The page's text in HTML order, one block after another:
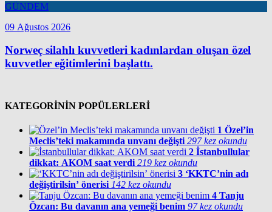
GÜNDEM
09 Ağustos 2026
Norweç silahlı kuvvetleri kadınlardan oluşan özel
kuvvetler eğitimlerini başlattı.
KATEGORİNİN POPÜLERLERİ
1 Özel’in
Meclis’teki makamında unvanı değişti 297 kez okundu
2 İstanbullular
dikkat: AKOM saat verdi 219 kez okundu
3 ‘KKTC’nin adı
değiştirilsin’ önerisi 142 kez okundu
4 Tanju
Özcan: Bu davanın ana yemeği benim 97 kez okundu